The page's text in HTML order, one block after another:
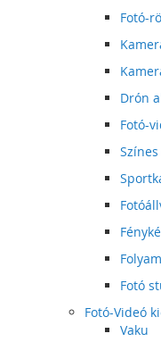
Fotó-
Drón
Fotó-
Fotó
Fotó-Videó
Vaku